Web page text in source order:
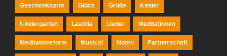
Geschenkkarte Glück Grüße Kinder
Kindergarten Laetitia Lieder Meditationen
Meditationsform Musical Noten Partnerschaft